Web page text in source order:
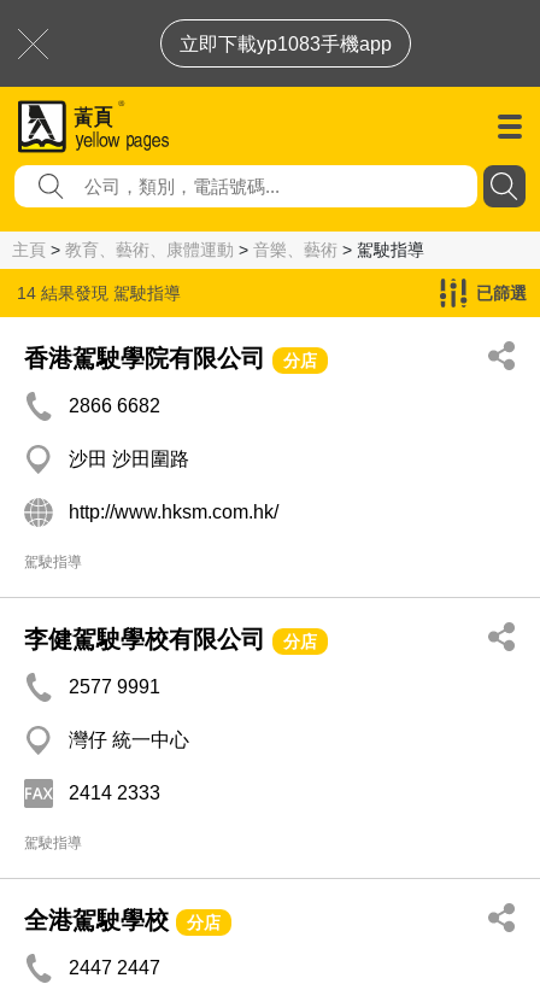
立即下載yp1083手機app
主頁 > 教育、藝術、康體運動 > 音樂、藝術 > 駕駛指導
14 結果發現 駕駛指導 已篩選
香港駕駛學院有限公司 分店
2866 6682
沙田 沙田圍路
http://www.hksm.com.hk/
駕駛指導
李健駕駛學校有限公司 分店
2577 9991
灣仔 統一中心
2414 2333
駕駛指導
全港駕駛學校 分店
2447 2447